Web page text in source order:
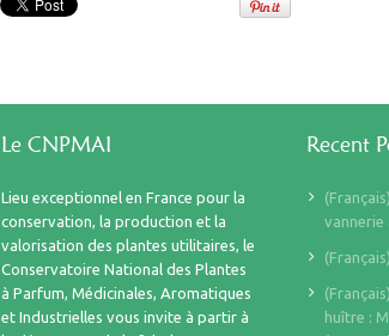
Le CNPMAI
Lieu exceptionnel en France pour la
conservation, la production et la
valorisation des plantes utilitaires, le
Conservatoire National des Plantes
à Parfum, Médicinales, Aromatiques
et Industrielles vous invite à partir à
Recent
vannerie
huître :